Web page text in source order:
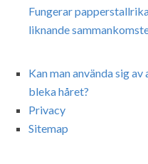
Fungerar
liknande
Kan man använda sig
bleka håret?
Privacy
Sitemap